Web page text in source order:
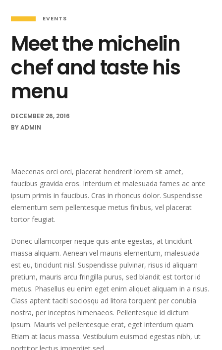
EVENTS
Meet the michelin
chef and taste his
menu
DECEMBER 26, 2016
BYADMIN
Maecenas orci orci, placerat hendrerit lorem sit amet,
faucibus gravida eros. Interdum et malesuada fames ac ante
ipsum primis in faucibus. Cras in rhoncus dolor. Suspendisse
elementum sem pellentesque metus finibus, vel placerat
tortor feugiat.
Donec ullamcorper neque quis ante egestas, at tincidunt
massa aliquam. Aenean vel mauris elementum, malesuada
est eu, tincidunt nisl. Suspendisse pulvinar, risus id aliquam
pretium, mauris arcu fringilla purus, sed blandit est tortor id
metus. Phasellus eu enim eget enim aliquet aliquam in a risus.
Class aptent taciti sociosqu ad litora torquent per conubia
nostra, per inceptos himenaeos. Pellentesque id dictum
ipsum. Mauris vel pellentesque erat, eget interdum quam.
Etiam at lacus massa. Vestibulum euismod egestas nibh, ut